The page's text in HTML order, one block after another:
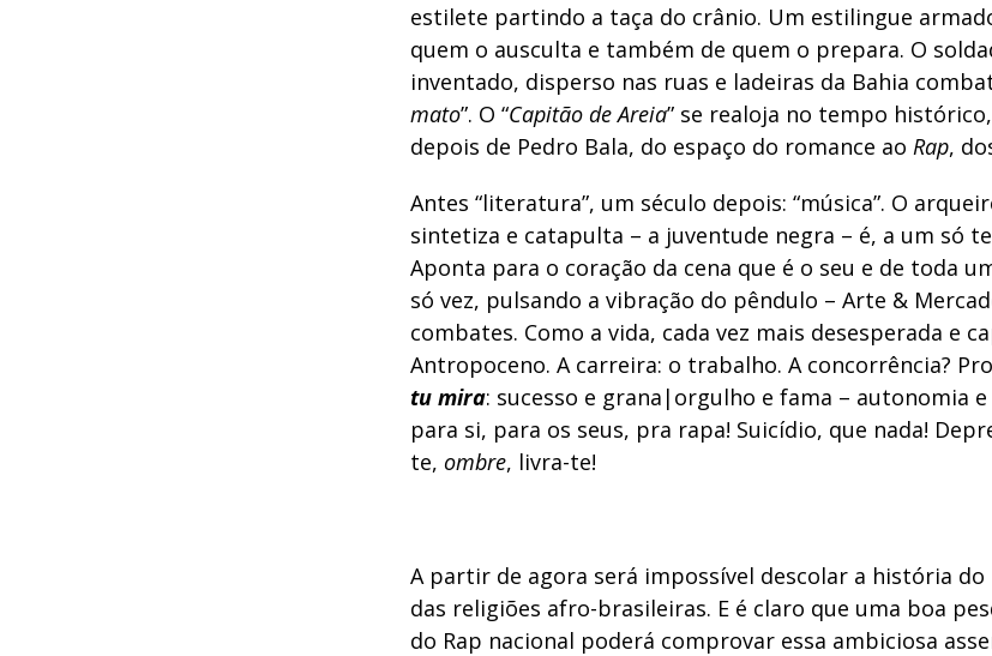
estilete partindo a taça do crânio. Um estilingue
quem o ausculta e também de quem o prepara. O
inventado, disperso nas ruas e ladeiras da Bahia
mato”. O “Capitão de Areia” se realoja no tempo
depois de Pedro Bala, do espaço do romance ao Rap,
Antes “literatura”, um século depois: “música”. O
sintetiza e catapulta – a juventude negra – é, a um só
Aponta para o coração da cena que é o seu e de toda
só vez, pulsando a vibração do pêndulo – Arte &
combates. Como a vida, cada vez mais desesperada e
Antropoceno. A carreira: o trabalho. A concorrência?
tu mira: sucesso e grana|orgulho e fama – autonomia
para si, para os seus, pra rapa! Suicídio, que nada!
te, ombre, livra-te!
A partir de agora será impossível descolar a história do
das religiões afro-brasileiras. E é claro que uma boa
do Rap nacional poderá comprovar essa ambiciosa